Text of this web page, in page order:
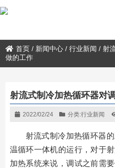
首页 / 新闻中心 /行业新闻 /射
做的工作
射流式制冷加热循环器对
2022/02/24 分类:行业新闻
射流式制冷加热循环器
温循环一体机的运行，对于
加热系统来说，调试之前需